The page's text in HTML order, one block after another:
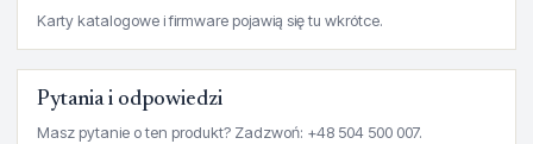
Karty katalogowe i firmware pojawią się tu wkrótce.
Pytania i odpowiedzi
Masz pytanie o ten produkt? Zadzwoń: +48 504 500 007.